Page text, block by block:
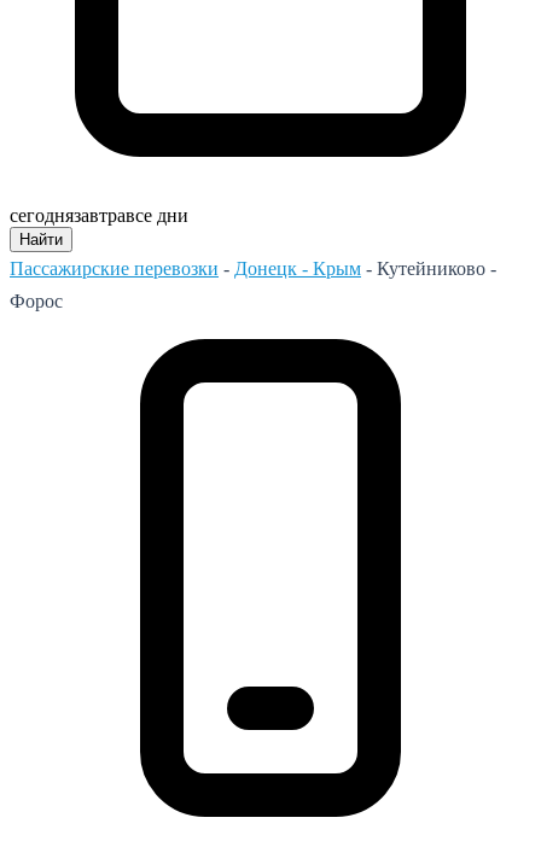
сегоднязавтравсе дни
Найти
Пассажирские перевозки - Донецк - Крым - Кутейниково -
Форос